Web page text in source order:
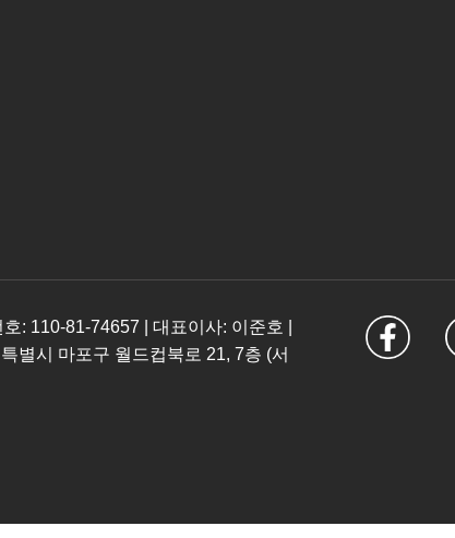
: 110-81-74657 | 대표이사: 이준호 |
별시 마포구 월드컵북로 21, 7층 (서